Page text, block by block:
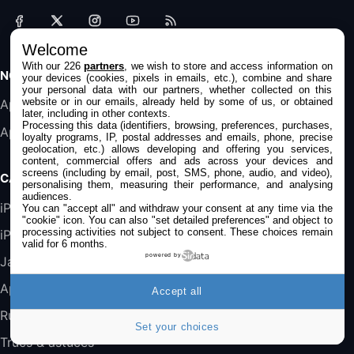
Rémplacement Roomba Séries 600
19,9€23,99€Amazon
Harman Kardon SoundSticks 5 Haut-Parleur
Bluetooth, Noir
289,47€ 317,71€ Boulanger
Galaxy S25 FE 6,7\" 5G Nano SIM 128 Go
Blanc
489,99€
DeLonghi ECAM290.22.b
Cdiscount (Vendeur Tiers)
Jeu FIFA 20 sur PC (code à télécharger)
57,99€Rue Du Commerce (Vendeur Tiers)
NOS APPS
Application iPhone/iPad
Application Mac
CATÉGORIES
iPhone
iPad
Jailbreak
Applications
Rumeurs
Trucs & astuces
Welcome
With our 226partners , we wish to store and access information on
your devices (cookies, pixels in emails, etc.), combine and share
your personal data with our partners, whether collected on this
website or in our emails, already held by some of us, or obtained
later, including in other contexts.
Processing this data (identifiers, browsing, preferences, purchases,
loyalty programs, IP, postal addresses and emails, phone, precise
geolocation, etc.) allows developing and offering you services,
content, commercial offers and ads across your devices and
screens (including by email, post, SMS, phone, audio, and video),
personalising them, measuring their performance, and analysing
audiences.
You can "accept all" and withdraw your consent at any time via the
"cookie" icon. You can also "set detailed preferences" and object to
processing activities not subject to consent. These choices remain
valid for 6 months.
powered by
Set your choices
Accept all